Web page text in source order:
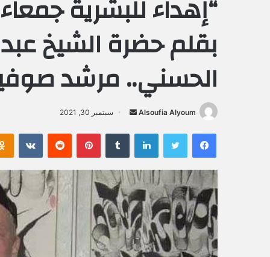
“إهداء للبشرية
بقلم حضرة الشيخ
الحسني.. مرشد
Alsoufia Alyoum
ل
ب
ر
ي
د
ا
إ
سبتمبر 30, 2021
فيسبوك لينكدإن بينتيريست